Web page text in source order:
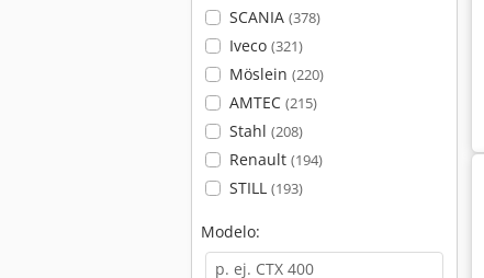
SCANIA (378)
Iveco (321)
Möslein (220)
AMTEC (215)
Stahl (208)
Renault (194)
STILL (193)
Modelo: